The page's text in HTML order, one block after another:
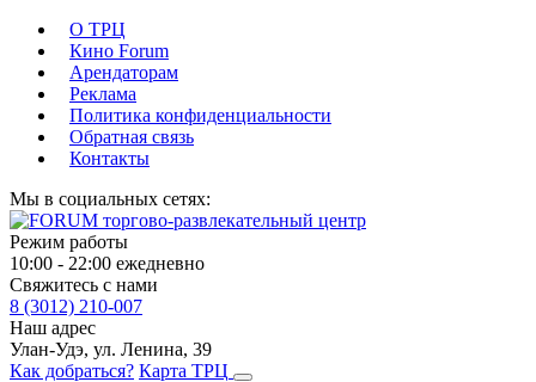
О ТРЦ
Кино Forum
Арендаторам
Реклама
Политика конфиденциальности
Обратная связь
Контакты
Мы в социальных сетях:
Режим работы
10:00 - 22:00 ежедневно
Свяжитесь с нами
8 (3012) 210-007
Наш адрес
Улан-Удэ, ул. Ленина, 39
Как добраться? Карта ТРЦ